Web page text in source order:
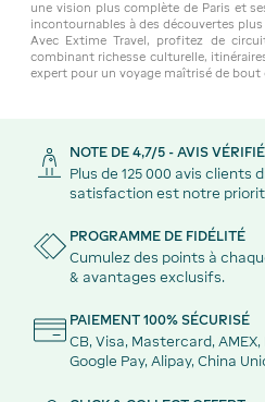
une vision plus complète de Paris et
incontournables à des découvertes
Avec Extime Travel, profitez de
combinant richesse culturelle,
expert pour un voyage maîtrisé de bout
NOTE DE 4,7/5 - AVIS
Plus de 125 000 avis clients
satisfaction est notre
PROGRAMME DE FIDÉLITÉ
Cumulez des points à
& avantages exclusifs.
PAIEMENT 100% SÉCURISÉ
CB, Visa, Mastercard,
Google Pay, Alipay, China